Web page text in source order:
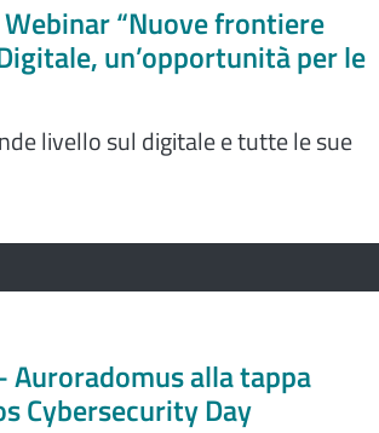
“Nuove frontiere
un’opportunità per le
livello sul digitale e tutte le sue
Auroradomus alla tappa
Cybersecurity Day